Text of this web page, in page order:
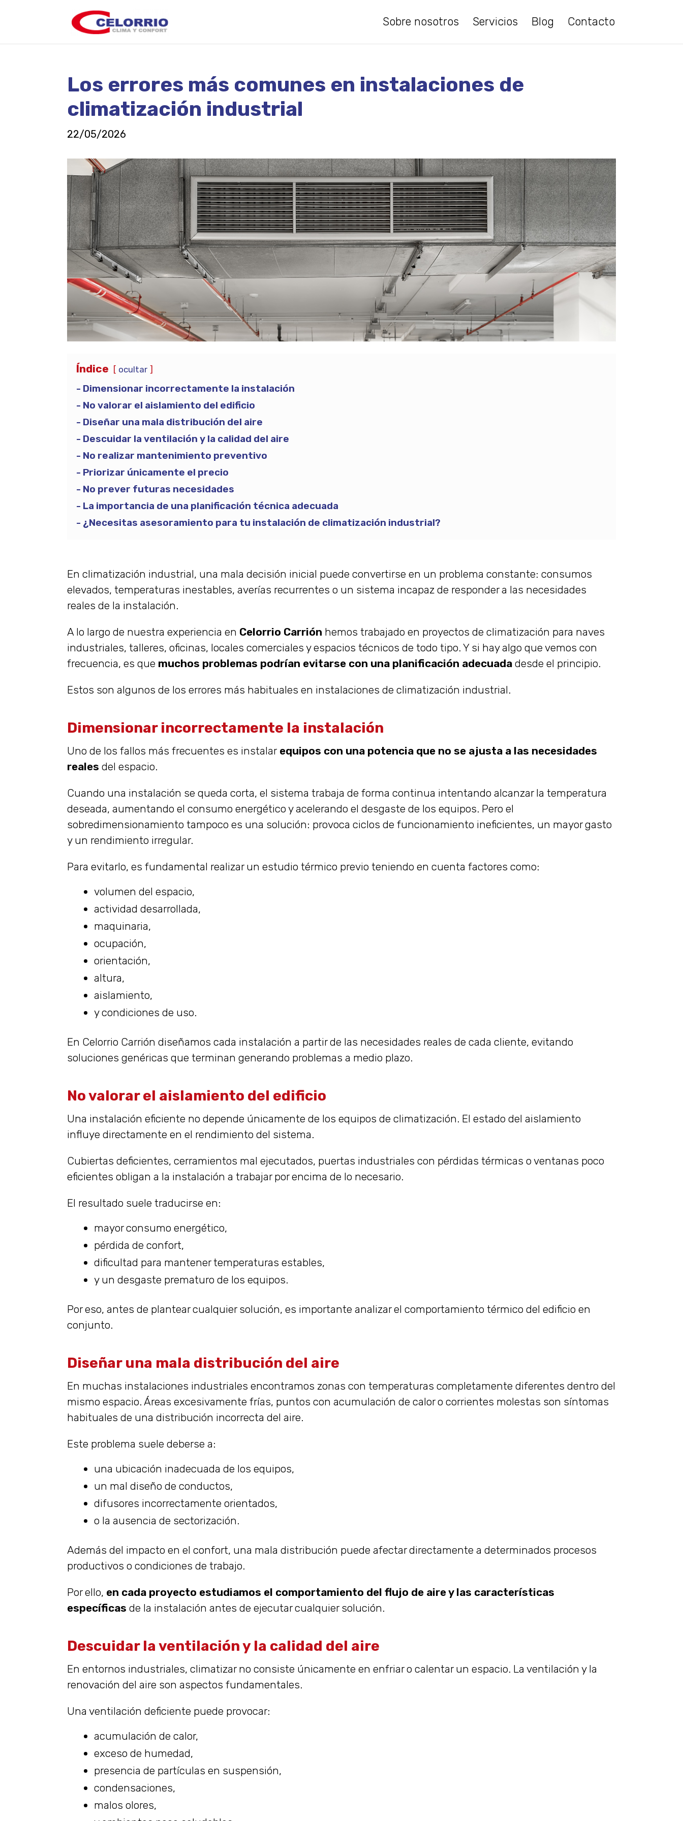
Sobre nosotros Servicios Blog Contacto
Los errores más comunes en instalaciones de
climatización industrial
22/05/2026
Índice ocultar
Dimensionar incorrectamente la instalación
No valorar el aislamiento del edificio
Diseñar una mala distribución del aire
Descuidar la ventilación y la calidad del aire
No realizar mantenimiento preventivo
Priorizar únicamente el precio
No prever futuras necesidades
La importancia de una planificación técnica adecuada
¿Necesitas asesoramiento para tu instalación de climatización industrial?
En climatización industrial, una mala decisión inicial puede convertirse en un problema constante: consumos
elevados, temperaturas inestables, averías recurrentes o un sistema incapaz de responder a las necesidades
reales de la instalación.
A lo largo de nuestra experiencia en Celorrio Carrión hemos trabajado en proyectos de climatización para naves
industriales, talleres, oficinas, locales comerciales y espacios técnicos de todo tipo. Y si hay algo que vemos con
frecuencia, es que muchos problemas podrían evitarse con una planificación adecuada desde el principio.
Estos son algunos de los errores más habituales en instalaciones de climatización industrial.
Dimensionar incorrectamente la instalación
Uno de los fallos más frecuentes es instalar equipos con una potencia que no se ajusta a las necesidades
reales del espacio.
Cuando una instalación se queda corta, el sistema trabaja de forma continua intentando alcanzar la temperatura
deseada, aumentando el consumo energético y acelerando el desgaste de los equipos. Pero el
sobredimensionamiento tampoco es una solución: provoca ciclos de funcionamiento ineficientes, un mayor gasto
y un rendimiento irregular.
Para evitarlo, es fundamental realizar un estudio térmico previo teniendo en cuenta factores como:
volumen del espacio,
actividad desarrollada,
maquinaria,
ocupación,
orientación,
altura,
aislamiento,
y condiciones de uso.
En Celorrio Carrión diseñamos cada instalación a partir de las necesidades reales de cada cliente, evitando
soluciones genéricas que terminan generando problemas a medio plazo.
No valorar el aislamiento del edificio
Una instalación eficiente no depende únicamente de los equipos de climatización. El estado del aislamiento
influye directamente en el rendimiento del sistema.
Cubiertas deficientes, cerramientos mal ejecutados, puertas industriales con pérdidas térmicas o ventanas poco
eficientes obligan a la instalación a trabajar por encima de lo necesario.
El resultado suele traducirse en:
mayor consumo energético,
pérdida de confort,
dificultad para mantener temperaturas estables,
y un desgaste prematuro de los equipos.
Por eso, antes de plantear cualquier solución, es importante analizar el comportamiento térmico del edificio en
conjunto.
Diseñar una mala distribución del aire
En muchas instalaciones industriales encontramos zonas con temperaturas completamente diferentes dentro del
mismo espacio. Áreas excesivamente frías, puntos con acumulación de calor o corrientes molestas son síntomas
habituales de una distribución incorrecta del aire.
Este problema suele deberse a:
una ubicación inadecuada de los equipos,
un mal diseño de conductos,
difusores incorrectamente orientados,
o la ausencia de sectorización.
Además del impacto en el confort, una mala distribución puede afectar directamente a determinados procesos
productivos o condiciones de trabajo.
Por ello, en cada proyecto estudiamos el comportamiento del flujo de aire y las características
específicas de la instalación antes de ejecutar cualquier solución.
Descuidar la ventilación y la calidad del aire
En entornos industriales, climatizar no consiste únicamente en enfriar o calentar un espacio. La ventilación y la
renovación del aire son aspectos fundamentales.
Una ventilación deficiente puede provocar:
acumulación de calor,
exceso de humedad,
presencia de partículas en suspensión,
condensaciones,
malos olores,